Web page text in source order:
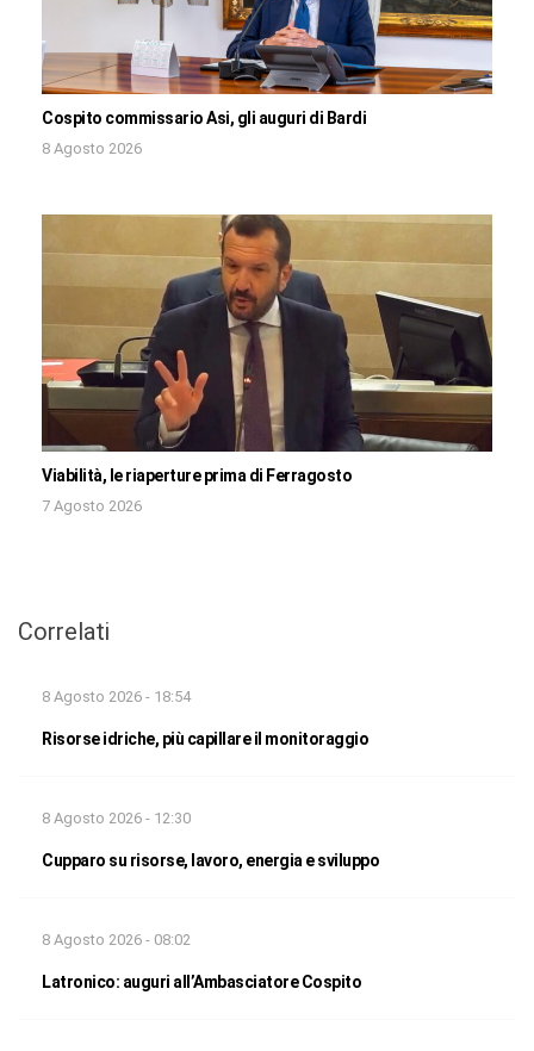
Cospito commissario Asi, gli auguri di Bardi
8 Agosto 2026
Viabilità, le riaperture prima di Ferragosto
7 Agosto 2026
Correlati
8 Agosto 2026 - 18:54
Risorse idriche, più capillare il monitoraggio
8 Agosto 2026 - 12:30
Cupparo su risorse, lavoro, energia e sviluppo
8 Agosto 2026 - 08:02
Latronico: auguri all’Ambasciatore Cospito